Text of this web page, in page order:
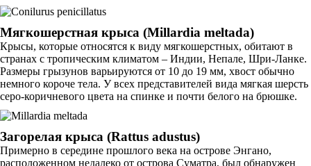
Мягкошерстная крыса (Millardia meltada)
Крысы, которые относятся к виду мягкошерстных, обитают в
странах с тропическим климатом – Индии, Непале, Шри-Ланке.
Размеры грызунов варьируются от 10 до 19 мм, хвост обычно
немного короче тела. У всех представителей вида мягкая шерсть
серо-коричневого цвета на спинке и почти белого на брюшке.
Загорелая крыса (Rattus adustus)
Примерно в середине прошлого века на острове Энгано,
расположенном недалеко от острова Суматра, был обнаружен